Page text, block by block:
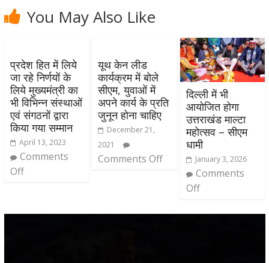
You May Also Like
प्रदेश हित में लिये
जा रहे निर्णयों के
लिये मुख्यमंत्री का
भी विभिन्न संस्थाओं
एवं संगठनों द्वारा
किया गया सम्मान
April 13, 2023
Comments
Off
यूथ केन लीड
कार्यक्रम में बोले
सीएम, युवाओं में
अपने कार्य के प्रति
जुनून होना चाहिए
December 21,
2021
Comments Off
दिल्ली में भी
आयोजित होगा
उत्तराखंड माल्टा
महोत्सव – सीएम
धामी
January 3, 2026
Comments
Off